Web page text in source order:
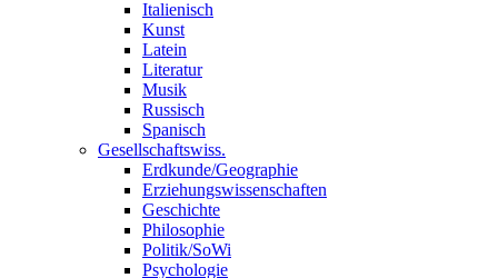
Italienisch
Kunst
Latein
Literatur
Musik
Russisch
Spanisch
Gesellschaftswiss.
Erdkunde/Geographie
Erziehungswissenschaften
Geschichte
Philosophie
Politik/SoWi
Psychologie